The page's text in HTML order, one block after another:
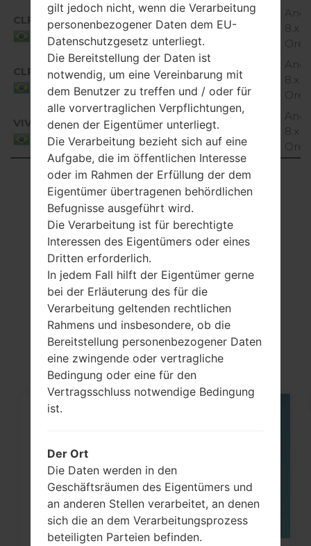
CLR
Brazil
H870I20a_00_CLR_BR_OP_0703.kdz
8.x
Oreo
CLR
Brazil
H870I20a_01_CLR_BR_OP_0102.kdz
8.x
Oreo
VIV
Brazil
H870I20a_00_VIV_BR_OP_0810.kdz
8.x
Oreo
Showing 1 to 7 of 7 entries
Previous 1
Artikel
LGH870I(LGH870I)
akaLG G6 LTE-A
gilt jedoch nicht, wenn die Verarbeitung
personenbezogener Daten dem EU-
Datenschutzgesetz unterliegt.
Die Bereitstellung der Daten ist
notwendig, um eine Vereinbarung mit
dem Benutzer zu treffen und / oder für
alle vorvertraglichen Verpflichtungen,
denen der Eigentümer unterliegt.
Die Verarbeitung bezieht sich auf eine
Aufgabe, die im öffentlichen Interesse
oder im Rahmen der Erfüllung der dem
Eigentümer übertragenen behördlichen
Befugnisse ausgeführt wird.
Die Verarbeitung ist für berechtigte
Interessen des Eigentümers oder eines
Dritten erforderlich.
In jedem Fall hilft der Eigentümer gerne
bei der Erläuterung des für die
Verarbeitung geltenden rechtlichen
Rahmens und insbesondere, ob die
Bereitstellung personenbezogener Daten
eine zwingende oder vertragliche
Bedingung oder eine für den
Vertragsschluss notwendige Bedingung
ist.
Der Ort
Die Daten werden in den
Geschäftsräumen des Eigentümers und
an anderen Stellen verarbeitet, an denen
sich die an dem Verarbeitungsprozess
beteiligten Parteien befinden.